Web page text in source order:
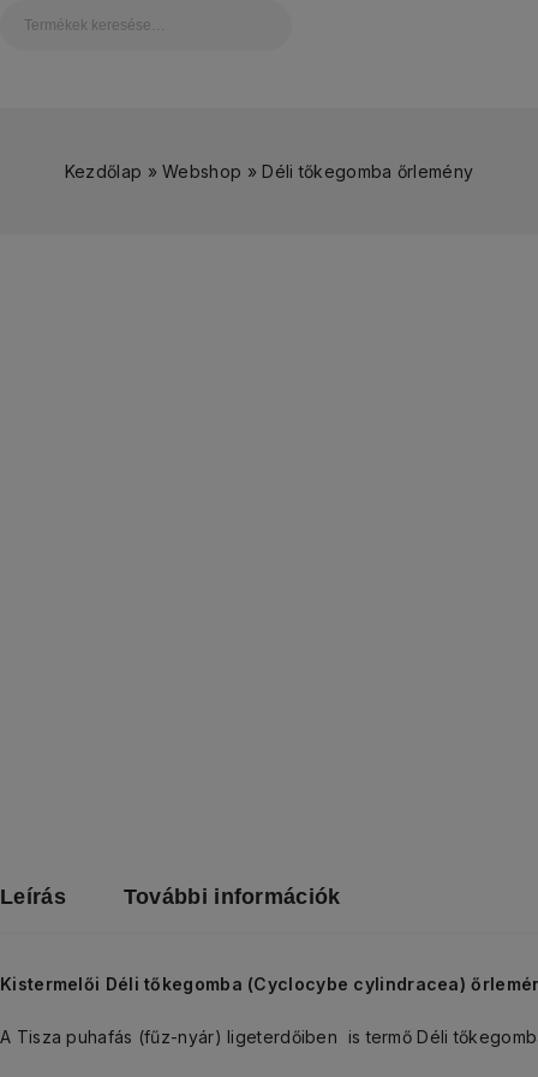
Kezdőlap »Webshop » Déli tőkegomba őrlemény
Leírás További információk
Kistermelői Déli tőkegomba (Cyclocybe cylindracea)
A Tisza puhafás (fűz-nyár) ligeterdőiben is termő Déli